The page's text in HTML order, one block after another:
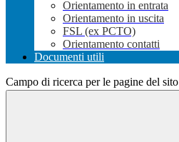
Orientamento in entrata
Orientamento in uscita
FSL (ex PCTO)
Orientamento contatti
Documenti utili
Campo di ricerca per le pagine del sito